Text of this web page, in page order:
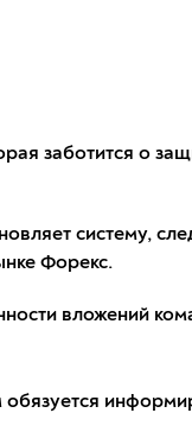
заботится о
систему,
Форекс.
вложений